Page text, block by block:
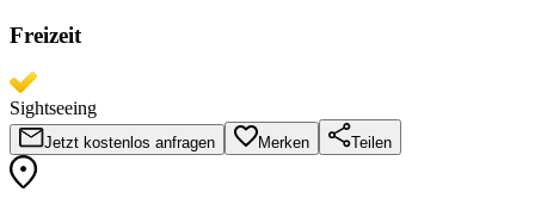
Freizeit
Sightseeing
Jetzt kostenlos anfragen Merken Teilen